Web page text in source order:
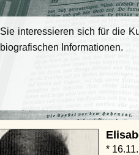
Sie interessieren sich für die
biografischen Informationen.
*